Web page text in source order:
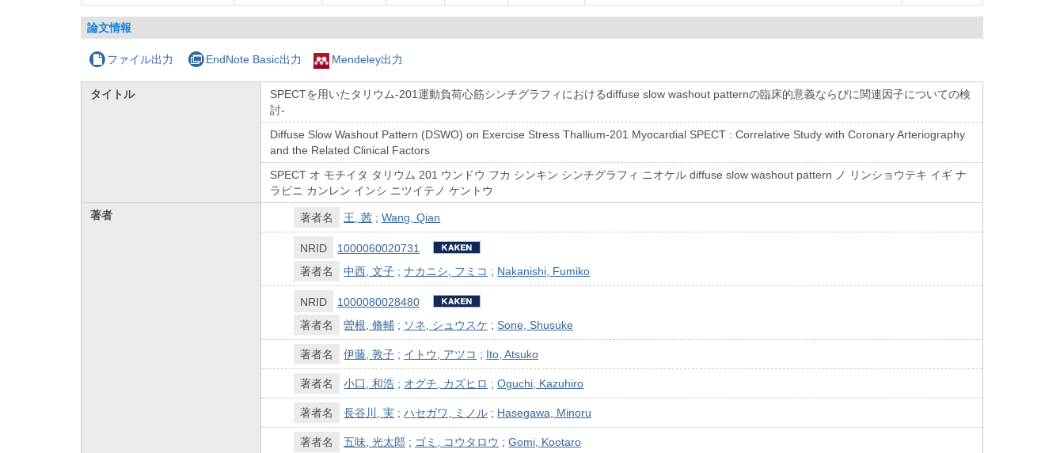
論文情報
ファイル出力 EndNote Basic出力 Mendeley出力
タイトル
SPECTを用いたタリウム-201運動負荷心筋シンチグラフィにおけるdiffuse slow washout patternの臨床的意義ならびに関連因子についての検
討-
Diffuse Slow Washout Pattern (DSWO) on Exercise Stress Thallium-201 Myocardial SPECT : Correlative Study with Coronary Arteriography
and the Related Clinical Factors
SPECT オ モチイタ タリウム 201 ウンドウ フカ シンキン シンチグラフィ ニオケル diffuse slow washout pattern ノ リンショウテキ イギ ナ
ラビニ カンレン インシ ニツイテノ ケントウ
著者
著者名 王, 茜 ;Wang, Qian
NRID
1000060020731
著者名
中西, 文子 ;ナカニシ, フミコ ; Nakanishi, Fumiko
NRID
1000080028480
著者名
曽根, 脩輔 ; ソネ, シュウスケ ;Sone, Shusuke
著者名 伊藤, 敦子 ; イトウ, アツコ ; Ito, Atsuko
著者名 小口, 和浩 ; オグチ, カズヒロ ;Oguchi, Kazuhiro
著者名 長谷川, 実 ;ハセガワ, ミノル ; Hasegawa, Minoru
著者名 五味, 光太郎 ; ゴミ, コウタロウ ;Gomi, Kootaro